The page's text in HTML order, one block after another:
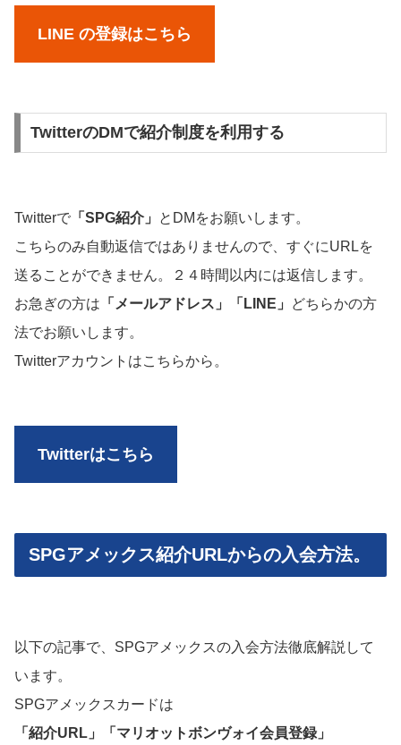
LINE の登録はこちら
TwitterのDMで紹介制度を利用する
Twitterで 「SPG紹介」
とDMをお願いします。
こちらのみ自動返信ではありませんので、すぐにURLを
送ることができません。２４時間以内には返信します。
お急ぎの方は 「メールアドレス」「LINE」
どちらかの方
法でお願いします。
Twitterアカウントはこちらから。
Twitterはこちら
SPGアメックス紹介URLからの入会方法。
以下の記事で、SPGアメックスの入会方法徹底解説して
います。
SPGアメックスカードは
「紹介URL」「マリオットボンヴォイ会員登録」